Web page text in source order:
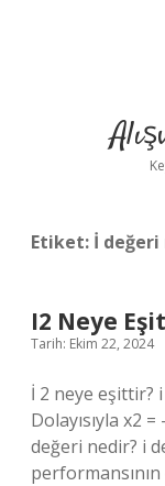
Etiket: İ
I2 Neye Eşit
Tarih: Ekim 22, 2024
İ 2 neye eşittir? i
Dolayısıyla x2
değeri nedir? i